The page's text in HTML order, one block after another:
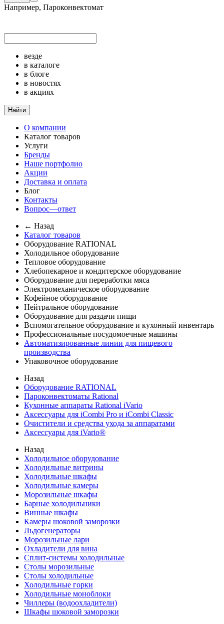
Например, Пароконвектомат
везде
в каталоге
в блоге
в новостях
в акциях
Найти
О компании
Каталог товаров
Услуги
Бренды
Наше портфолио
Акции
Доставка и оплата
Блог
Контакты
Вопрос—ответ
← Назад
Каталог товаров
Оборудование RATIONAL
Холодильное оборудование
Тепловое оборудование
Хлебопекарное и кондитерское оборудование
Оборудование для переработки мяса
Электромеханическое оборудование
Кофейное оборудование
Нейтральное оборудование
Оборудование для раздачи пищи
Вспомогательное оборудование и кухонный инвентарь
Профессиональные посудомоечные машины
Автоматизированные линии для пищевого
производства
Упаковочное оборудование
Назад
Оборудование RATIONAL
Пароконвектоматы Rational
Кухонные аппараты Rational iVario
Аксессуары для iCombi Pro и iCombi Classic
Очистители и средства ухода за аппаратами
Аксессуары для iVario®
Назад
Холодильное оборудование
Холодильные витрины
Холодильные шкафы
Холодильные камеры
Морозильные шкафы
Барные холодильники
Винные шкафы
Камеры шоковой заморозки
Льдогенераторы
Морозильные лари
Охладители для вина
Сплит-системы холодильные
Столы морозильные
Столы холодильные
Холодильные горки
Холодильные моноблоки
Чиллеры (водоохладители)
Шкафы шоковой заморозки